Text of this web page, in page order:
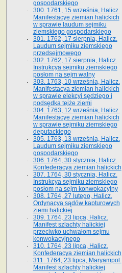
gospodarskiego
300. 1761, 15 września, Halicz.
Manifestacye ziemian halickich
w sprawie laudum sejmiku
ziemskiego gospodarskiego
301. 1762, 17 sierpnia, Halicz.
Laudum sejmiku ziemskiego
przedsejmowego
302. 1762, 17 sierpnia, Halicz.
Instrukcya sejmiku ziemskiego
posłom na sejm walny
303. 1763, 10 września, Halicz.
Manifestacya ziemian halickich
w sprawie elekcyi sędziego i
podsędka tejże ziemi
304. 1763, 12 września, Halicz.
Manifestacye ziemian halickich
w sprawie sejmiku ziemskiego
deputackiego
305. 1763, 13 września, Halicz.
Laudum sejmiku ziemskiego
gospodarskiego
306. 1764, 30 stycznia, Halicz.
Konfederacya ziemian halickich
307. 1764, 30 stycznia, Halicz.
Instrukcya sejmiku ziemskiego
posłom na sejm konwokacyjny
308. 1764, 27 lutego, Halicz.
Ordynacya sądów kapturowych
ziemi halickiej
309. 1764, 23 lipca, Halicz.
Manifest szlachty halickiej
przeciwko uchwałom sejmu
konwokacyjnego
310. 1764, 23 lipca, Halicz.
Konfederacya ziemian halickich
311. 1764, 23 lipca, Maryampol.
Manifest szlachty halickiej